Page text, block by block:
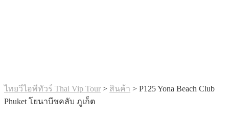
ไทยวีไอพีทัวร์ Thai Vip Tour > สินค้า > P125 Yona Beach Club
Phuket โยนาบีชคลับ ภูเก็ต